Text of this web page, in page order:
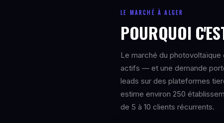
LE MARCHÉ À ALGER
POURQUOI
Le marché du photovoltaïque
actifs — et une demande
leads sur des plateformes
estime environ 250
de 5 à 10 clients récurrents.